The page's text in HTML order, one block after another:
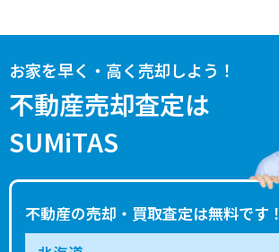
お家を早く・高く売却しよう！
不動産売却査定は
SUMiTAS
不動産の売却・買取査定は無料です！